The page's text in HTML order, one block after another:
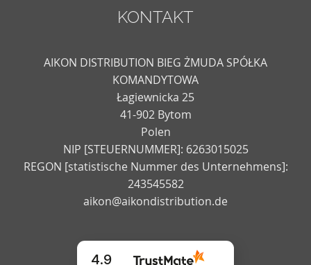
KONTAKT
AIKON DISTRIBUTION BIEG ŻMUDA SPÓŁKA
KOMANDYTOWA
Łagiewnicka 25
41-902 Bytom
Polen
NIP [STEUERNUMMER]: 6263015025
REGON [statistische Nummer des Unternehmens]:
243545582
aikon@aikondistribution.de
4.9